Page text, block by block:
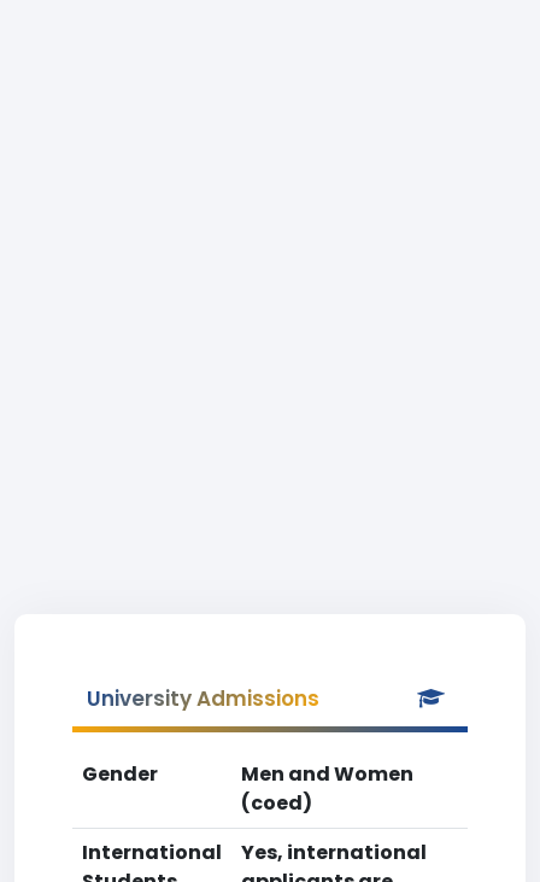
University Admissions
Gender
Men and Women
(coed)
International
Yes, international